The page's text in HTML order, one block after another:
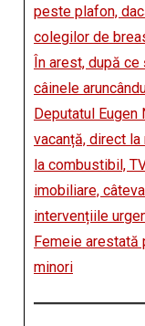
peste plafon,
colegilor de
În arest, după ce
câinele
Deputatul Eugen
vacanță, direct la
la combustibil,
imobiliare,
intervențiile
Femeie arestată
minori